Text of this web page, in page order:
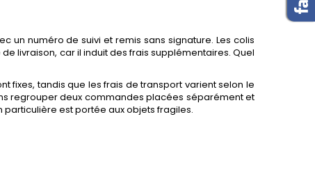
un numéro de suivi et remis sans signature. Les colis
livraison, car il induit des frais supplémentaires. Quel
fixes, tandis que les frais de transport varient selon le
regrouper deux commandes placées séparément et
est portée aux objets fragiles.